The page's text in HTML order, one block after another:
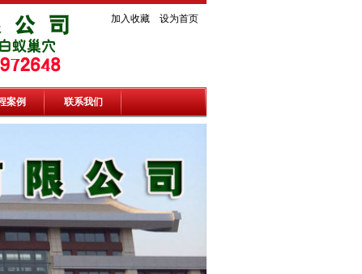
加入收藏 设为首页
案例 联系我们